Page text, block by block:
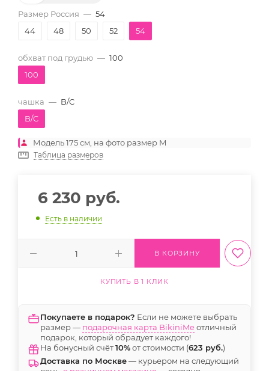
Размер Россия — 54
44
48 50 52 54
обхват под грудью — 100
100
чашка — B/C
B/C
Модель 175 см, на фото размер M
Таблица размеров
6 230 руб.
Есть в наличии
В КОРЗИНУ
КУПИТЬ В 1 КЛИК
Покупаете в подарок? Если не можете выбрать
размер — подарочная карта BikiniMeотличный
подарок, который обрадует каждого!
На бонусный счёт10%от стоимости (623 руб.)
Доставка по Москве— курьером на следующий